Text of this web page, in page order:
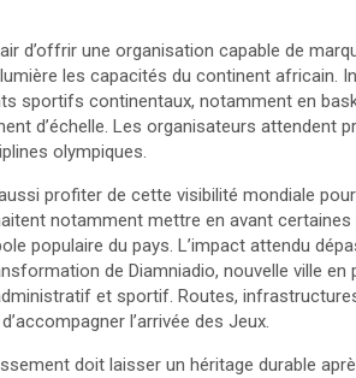
d’offrir une organisation capable de
les capacités du continent africain.
sportifs continentaux, notamment en
d’échelle. Les organisateurs attendent
olympiques.
profiter de cette visibilité mondiale
notamment mettre en avant
populaire du pays. L’impact attendu
de Diamniadio, nouvelle ville en
et sportif. Routes,
l’arrivée des Jeux.
doit laisser un héritage durable